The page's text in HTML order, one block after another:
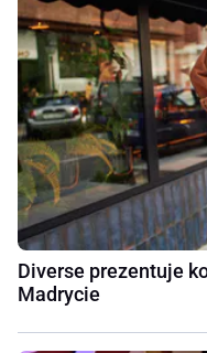
Diverse prezentuje
Madrycie